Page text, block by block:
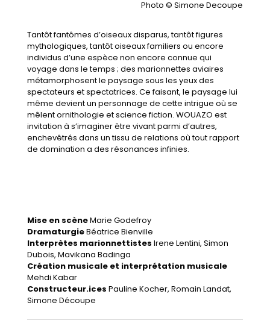
Photo © Simone Decoupe
Tantôt fantômes d’oiseaux disparus, tantôt figures
mythologiques, tantôt oiseaux familiers ou encore
individus d’une espèce non encore connue qui
voyage dans le temps ; des marionnettes aviaires
métamorphosent le paysage sous les yeux des
spectateurs et spectatrices. Ce faisant, le paysage lui
même devient un personnage de cette intrigue où se
mêlent ornithologie et science fiction. WOUAZO est
invitation à s’imaginer être vivant parmi d’autres,
enchevêtrés dans un tissu de relations où tout rapport
de domination a des résonances infinies.
Mise en scèneMarie Godefroy
DramaturgieBéatrice Bienville
Interprètes marionnettistes Irene Lentini, Simon
Dubois, Mavikana Badinga
Création musicale et interprétation musicale
Mehdi Kabar
Constructeur.ices Pauline Kocher, Romain Landat,
Simone Découpe